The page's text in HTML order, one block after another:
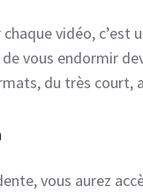
vidéo,
vous endormir
du très court,
vous aurez